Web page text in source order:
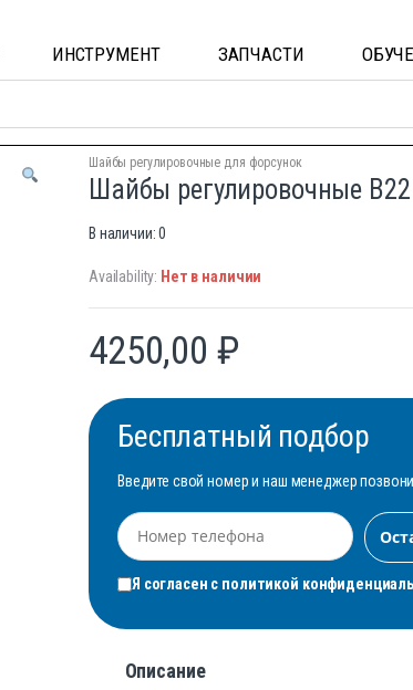
ИНСТРУМЕНТ ЗАПЧАСТИ
Шайбы регулировочные для форсунок
Шайбы регулировочные
В наличии: 0
Availability: Нет в наличии
4250,00 ₽
Бесплатный подбор
Введите свой номер и наш менеджер
Я согласен с политикой
Описание